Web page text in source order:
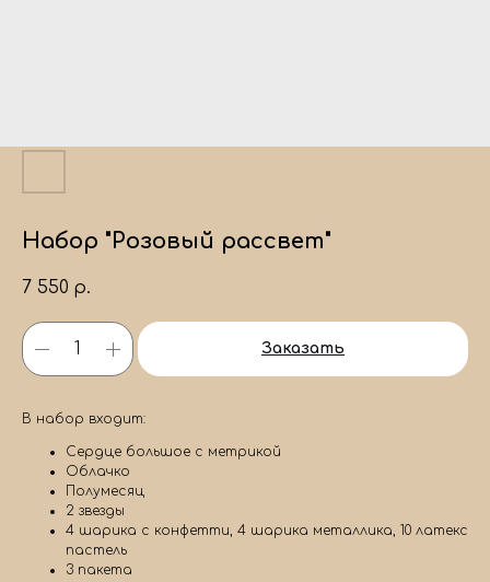
Набор "Розовый рассвет"
7 550 р.
Заказать
В набор входит:
Сердце большое с метрикой
Облачко
Полумесяц
2 звезды
4 шарика с конфетти, 4 шарика металлика, 10 латекс
пастель
3 пакета